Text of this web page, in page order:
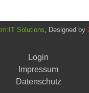
1873 e.V. – Abteilung
Solutions, Designed by
Login
Impressum
Datenschutz